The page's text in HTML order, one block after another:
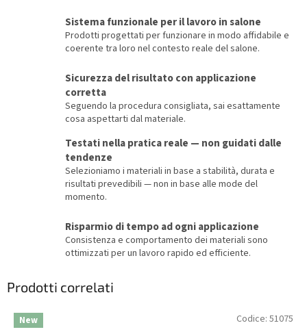
Sistema funzionale per il lavoro in salone
Prodotti progettati per funzionare in modo affidabile e
coerente tra loro nel contesto reale del salone.
Sicurezza del risultato con applicazione
corretta
Seguendo la procedura consigliata, sai esattamente
cosa aspettarti dal materiale.
Testati nella pratica reale — non guidati dalle
tendenze
Selezioniamo i materiali in base a stabilità, durata e
risultati prevedibili — non in base alle mode del
momento.
Risparmio di tempo ad ogni applicazione
Consistenza e comportamento dei materiali sono
ottimizzati per un lavoro rapido ed efficiente.
Prodotti correlati
New Codice: 51075